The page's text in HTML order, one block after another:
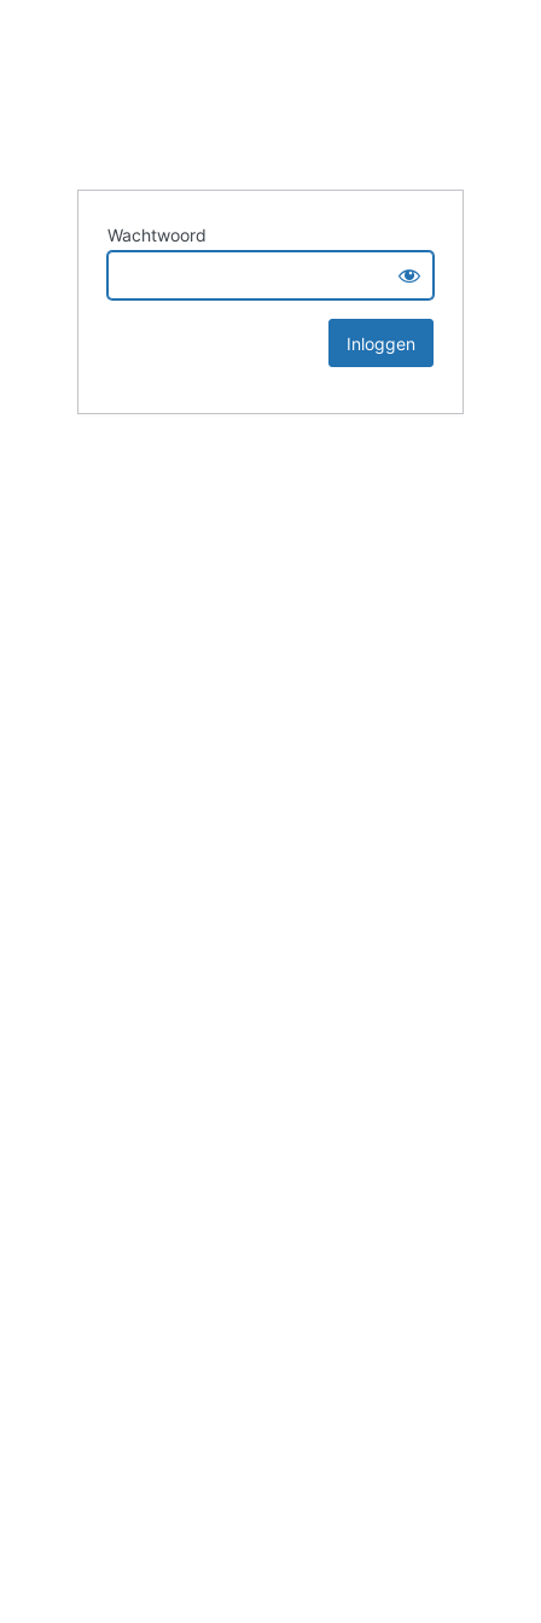
Wachtwoord